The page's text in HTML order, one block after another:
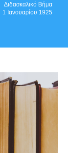
Διδασκαλικό Βήμα
1 Ιανουαρίου 1925